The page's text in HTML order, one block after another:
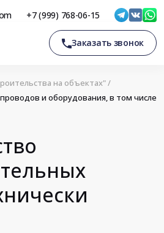
+7 (999) 768-06-15
Заказать звонок
на объектах"/
и оборудования, в том числе